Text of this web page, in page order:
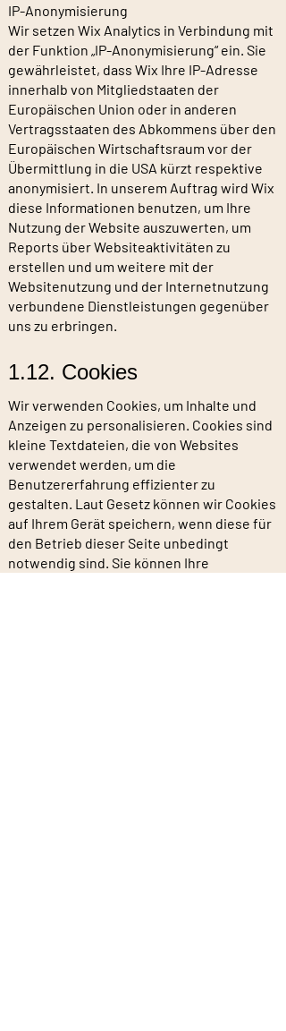
IP-Anonymisierung
Wir setzen Wix Analytics in Verbindung mit
der Funktion „IP-Anonymisierung“ ein. Sie
gewährleistet, dass Wix Ihre IP-Adresse
innerhalb von Mitgliedstaaten der
Europäischen Union oder in anderen
Vertragsstaaten des Abkommens über den
Europäischen Wirtschaftsraum vor der
Übermittlung in die USA kürzt respektive
anonymisiert. In unserem Auftrag wird Wix
diese Informationen benutzen, um Ihre
Nutzung der Website auszuwerten, um
Reports über Websiteaktivitäten zu
erstellen und um weitere mit der
Websitenutzung und der Internetnutzung
verbundene Dienstleistungen gegenüber
uns zu erbringen.
1.12. Cookies
Wir verwenden Cookies, um Inhalte und
Anzeigen zu personalisieren. Cookies sind
kleine Textdateien, die von Websites
verwendet werden, um die
Benutzererfahrung effizienter zu
gestalten. Laut Gesetz können wir Cookies
auf Ihrem Gerät speichern, wenn diese für
den Betrieb dieser Seite unbedingt
notwendig sind. Sie können Ihre